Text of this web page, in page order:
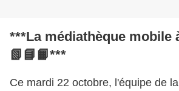
📗 📘 📙​***
Ce mardi 22 octobre, l'équipe de la